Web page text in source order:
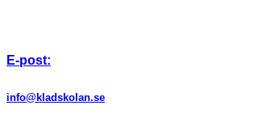
E-post:
info@kladskolan.se